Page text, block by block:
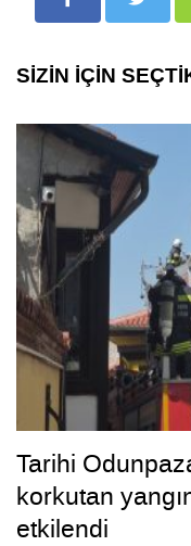
SİZİN İÇİN
Tarihi
korkutan
etkilendi